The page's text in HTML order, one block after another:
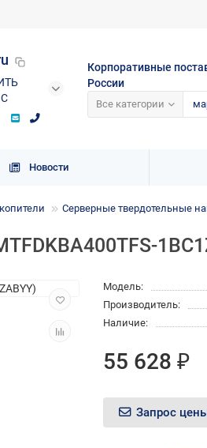
Корпоративные
России
Все категории
Новости
Cерверные твердотельные
Модель:
Производитель:
Наличие:
55 628 ₽
Запрос